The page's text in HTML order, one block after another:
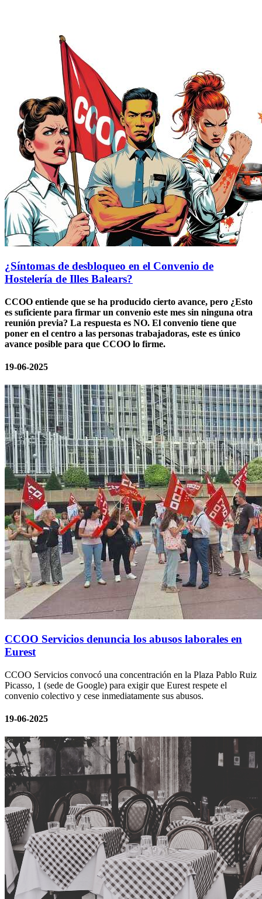
¿Síntomas de desbloqueo en el Convenio de
Hostelería de Illes Balears?
CCOO entiende que se ha producido cierto avance, pero ¿Esto
es suficiente para firmar un convenio este mes sin ninguna otra
reunión previa? La respuesta es NO. El convenio tiene que
poner en el centro a las personas trabajadoras, este es único
avance posible para que CCOO lo firme.
19-06-2025
CCOO Servicios denuncia los abusos laborales en
Eurest
CCOO Servicios convocó una concentración en la Plaza Pablo Ruiz
Picasso, 1 (sede de Google) para exigir que Eurest respete el
convenio colectivo y cese inmediatamente sus abusos.
19-06-2025